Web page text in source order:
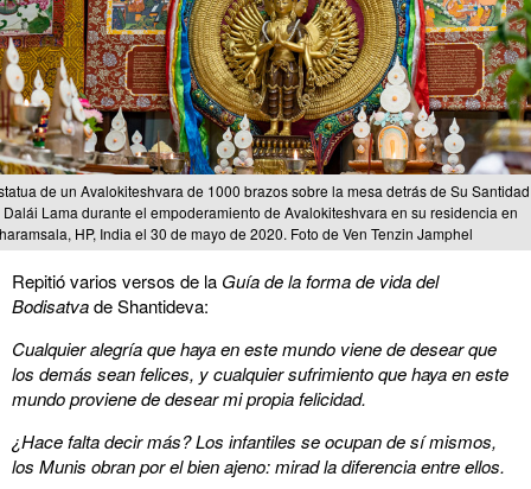
de un Avalokiteshvara de 1000 brazos sobre la mesa detrás de Su Santidad
Dalái Lama durante el empoderamiento de Avalokiteshvara en su residencia en
HP, India el 30 de mayo de 2020. Foto de Ven Tenzin Jamphel
Repitió varios versos de la Guía de la forma de vida del
Bodisatvade Shantideva:
Cualquier alegría que haya en este mundo viene de desear que
los demás sean felices, y cualquier sufrimiento que haya en este
mundo proviene de desear mi propia felicidad.
¿Hace falta decir más? Los infantiles se ocupan de sí mismos,
los Munis obran por el bien ajeno: mirad la diferencia entre ellos.